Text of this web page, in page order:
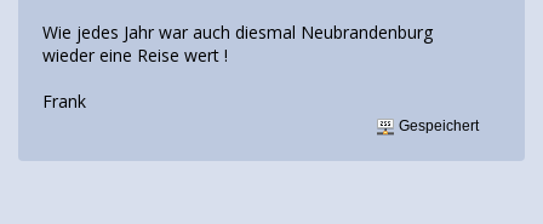
Wie jedes Jahr war auch diesmal Neubrandenburg
wieder eine Reise wert !
Frank
Gespeichert